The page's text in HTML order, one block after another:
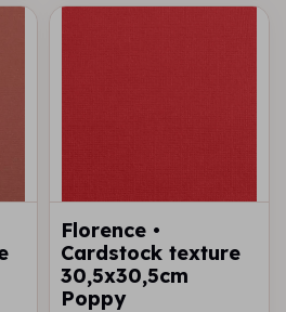
Florence •
Cardstock texture
30,5x30,5cm
Poppy